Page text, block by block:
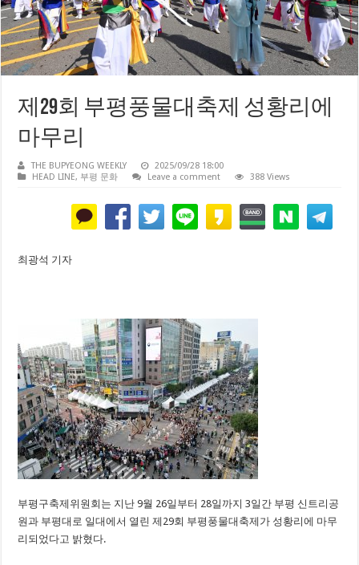
제29회 부평풍물대축제 성황리에
마무리
THE BUPYEONG WEEKLY
2025/09/28 18:00
HEAD LINE, 부평 문화 Leave a comment 388 Views
최광석 기자
부평구축제위원회는 지난 9월 26일부터 28일까지 3일간 부평 신트리공
원과 부평대로 일대에서 열린 제29회 부평풍물대축제가 성황리에 마무
리되었다고 밝혔다.